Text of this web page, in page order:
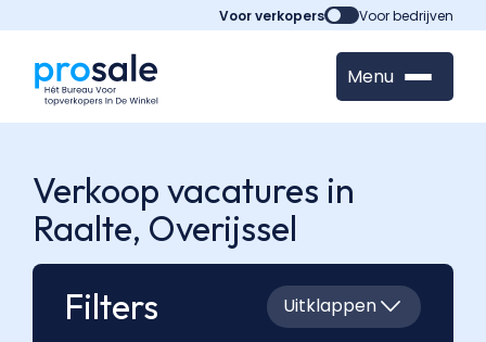
Voor verkopers Voor bedrijven
Menu
Verkoop vacatures in
Raalte, Overijssel
Filters
Uitklappen